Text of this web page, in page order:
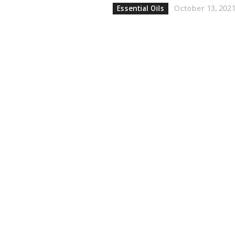
Essential Oils October 13, 2021